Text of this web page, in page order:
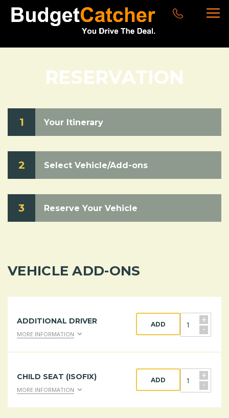
RESERVATION
1 Your Itinerary
2 Select Vehicle/Add-ons
3 Reserve Your Vehicle
VEHICLE ADD-ONS
ADDITIONAL DRIVER
MORE INFORMATION
+
-
ADD
CHILD SEAT (ISOFIX)
MORE INFORMATION
+
-
ADD